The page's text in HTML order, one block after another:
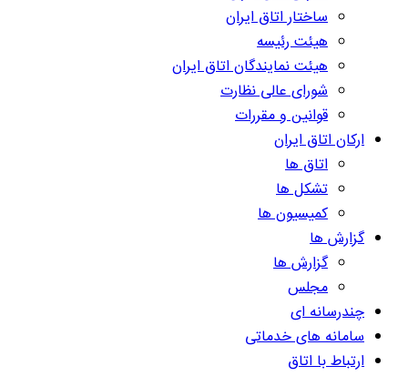
ساختار اتاق ایران
هیئت رئیسه
هیئت نمایندگان اتاق ایران
شورای عالی نظارت
قوانین و مقررات
ارکان اتاق ایران
اتاق ها
تشکل ها
کمیسیون ها
گزارش ها
گزارش ها
مجلس
چندرسانه ای
سامانه های خدماتی
ارتباط با اتاق